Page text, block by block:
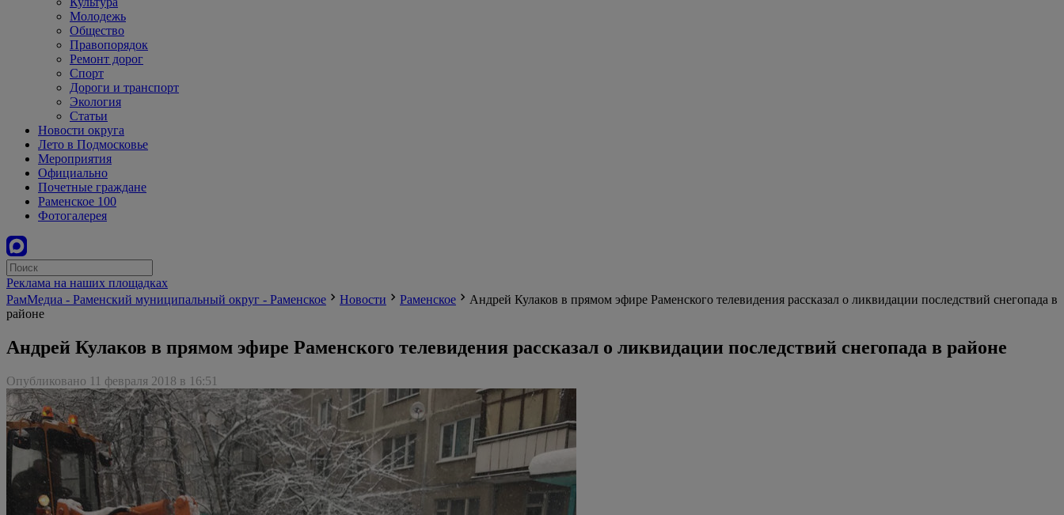
Молодежь
Общество
Правопорядок
Ремонт дорог
Спорт
Дороги и транспорт
Экология
Статьи
Новости округа
Лето в Подмосковье
Мероприятия
Официально
Почетные граждане
Раменское 100
Фотогалерея
Реклама на наших площадках
РамМедиа - Раменский муниципальный округ - Раменское
Новости Раменское
Андрей Кулаков в прямом эфире Раменского телевидения рассказал о ликвидации последствий снегопада в
районе
Андрей Кулаков в прямом эфире Раменского телевидения рассказал о ликвидации последствий снегопада в районе
Опубликовано 11 февраля 2018 в 16:51